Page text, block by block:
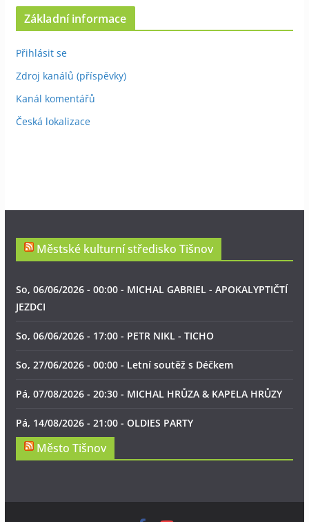
Základní informace
Přihlásit se
Zdroj kanálů (příspěvky)
Kanál komentářů
Česká lokalizace
Městské kulturní středisko Tišnov
So, 06/06/2026 - 00:00 - MICHAL GABRIEL - APOKALYPTIČTÍ
JEZDCI
So, 06/06/2026 - 17:00 - PETR NIKL - TICHO
So, 27/06/2026 - 00:00 - Letní soutěž s Déčkem
Pá, 07/08/2026 - 20:30 - MICHAL HRŮZA & KAPELA HRŮZY
Pá, 14/08/2026 - 21:00 - OLDIES PARTY
Město Tišnov